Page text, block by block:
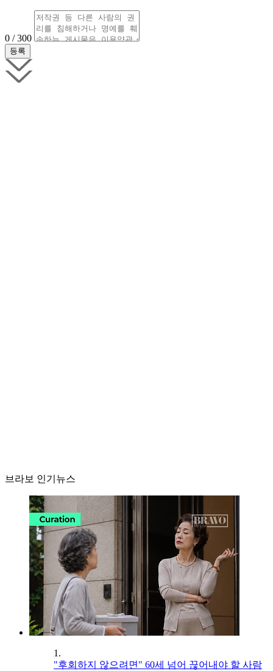
0 / 300
브라보 인기뉴스
1.
"후회하지 않으려면" 60세 넘어 끊어내야 할 사람